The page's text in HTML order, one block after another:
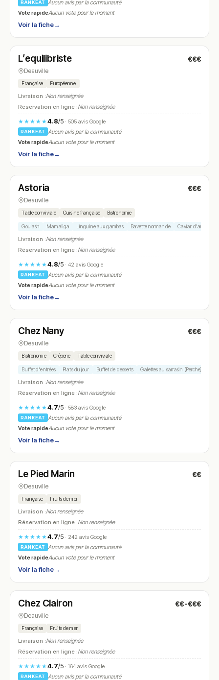
RANKEAT
Aucun avis par la communauté
Vote rapideAucun vote pour le moment
Voir la fiche→
N° 5
L’equilibriste €€€
Deauville
Française Européenne
Livraison :Non renseignée
Réservation en ligne :Non renseignée
★★★★★4.8/5· 505 avis Google
RANKEAT
Aucun avis par la communauté
Vote rapideAucun vote pour le moment
Voir la fiche→
N° 6
Astoria €€€
Deauville
Table conviviale Cuisine française Bistronomie
Goulash Mamaliga Linguine aux gambas Bavette normande Caviar d'aubergine
Livraison :Non renseignée
Réservation en ligne :Non renseignée
★★★★★4.8/5· 42 avis Google
RANKEAT
Aucun avis par la communauté
Vote rapideAucun vote pour le moment
Voir la fiche→
N° 7
Chez Nany €€€
Deauville
Bistronomie Crêperie Table conviviale
Buffet d'entrées Plats du jour Buffet de desserts Galettes au sarrasin (Perche)
Livraison :Non renseignée
Réservation en ligne :Non renseignée
★★★★★4.7/5· 583 avis Google
RANKEAT
Aucun avis par la communauté
Vote rapideAucun vote pour le moment
Voir la fiche→
N° 8
Le Pied Marin €€
Deauville
Française Fruits de mer
Livraison :Non renseignée
Réservation en ligne :Non renseignée
★★★★★4.7/5· 242 avis Google
RANKEAT
Aucun avis par la communauté
Vote rapideAucun vote pour le moment
Voir la fiche→
N° 9
Chez Clairon €€-€€€
Deauville
Française Fruits de mer
Livraison :Non renseignée
Réservation en ligne :Non renseignée
★★★★★4.7/5· 164 avis Google
RANKEAT Aucun avis par la communauté